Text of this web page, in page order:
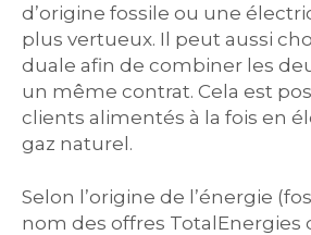
d’origine fossile ou une
plus vertueux. Il peut aussi
duale afin de combiner les
un même contrat. Cela est
clients alimentés à la fois en
gaz naturel.
Selon l’origine de l’énergie
nom des offres TotalEnergies